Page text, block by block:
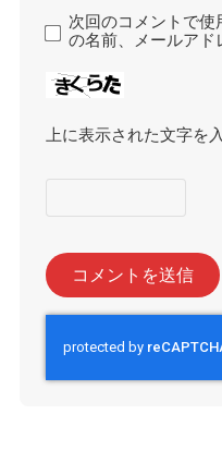
次回のコメントで使
の名前、メールアド
上に表示された文字を